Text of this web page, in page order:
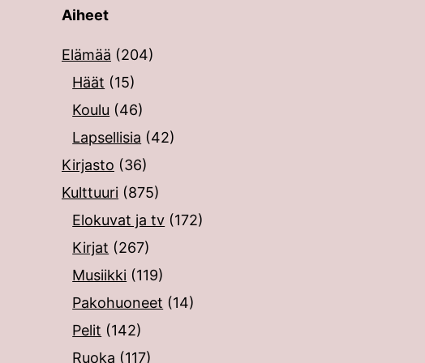
painalluksella. Kosketusnäytöllisten laitteiden
Aiheet
Elämää (204)
Häät (15)
Koulu (46)
Lapsellisia (42)
Kirjasto (36)
Kulttuuri (875)
Elokuvat ja tv (172)
Kirjat (267)
Musiikki (119)
Pakohuoneet (14)
Pelit (142)
Ruoka (117)